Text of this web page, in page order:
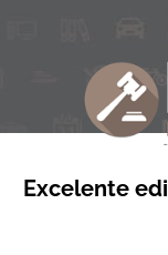
Excelente